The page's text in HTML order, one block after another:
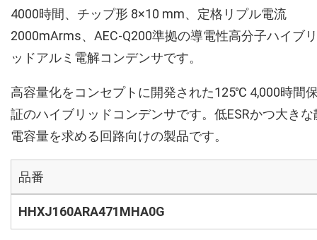
4000時間、チップ形 8×10 mm、定格リプル電流
2000mArms、AEC-Q200準拠の導電性高分子ハイブリ
ッドアルミ電解コンデンサです。
高容量化をコンセプトに開発された125℃ 4,000時間
証のハイブリッドコンデンサです。低ESRかつ大きな
電容量を求める回路向けの製品です。
品番
HHXJ160ARA471MHA0G